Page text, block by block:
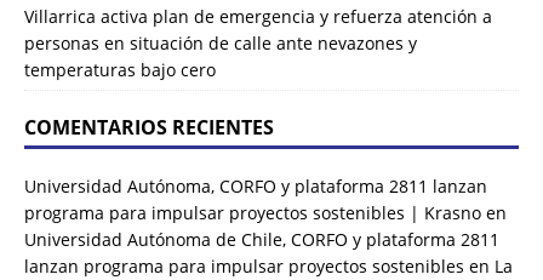
Villarrica activa plan de emergencia y refuerza atención a
personas en situación de calle ante nevazones y
temperaturas bajo cero
COMENTARIOS RECIENTES
Universidad Autónoma, CORFO y plataforma 2811 lanzan
programa para impulsar proyectos sostenibles | Krasno en
Universidad Autónoma de Chile, CORFO y plataforma 2811
lanzan programa para impulsar proyectos sostenibles en La